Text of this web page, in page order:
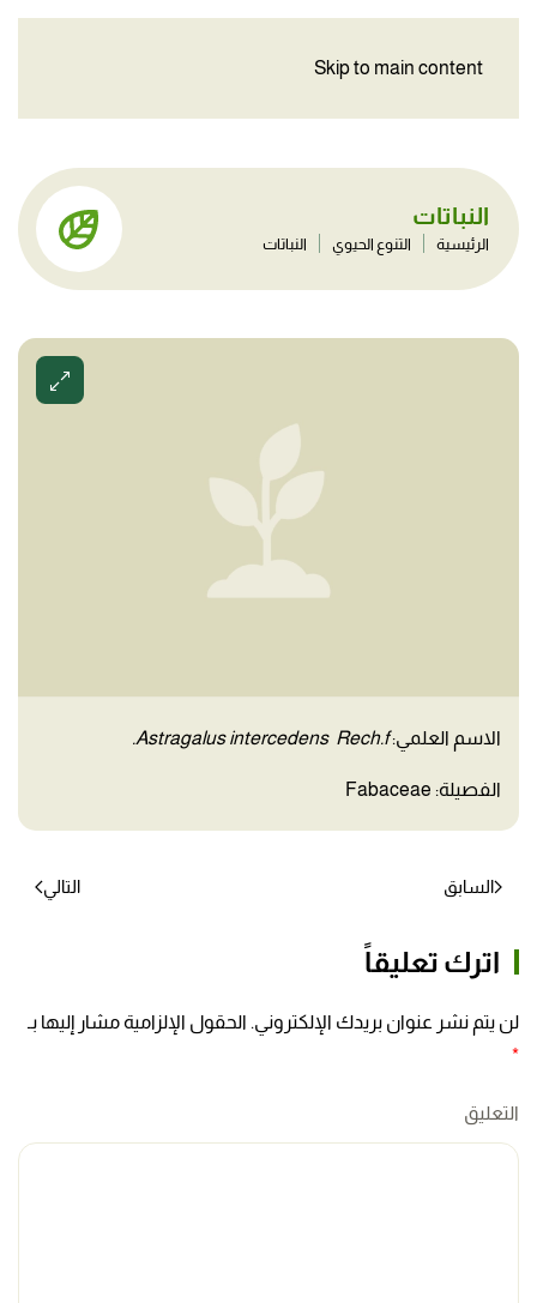
Skip to main content
النباتات
الرئيسية التنوع الحيوي النباتات
الاسم العلمي:Astragalus intercedens Rech.f.
الفصيلة: Fabaceae
السابق التالي
اترك تعليقاً
لن يتم نشر عنوان بريدك الإلكتروني. الحقول الإلزامية مشار إليها بـ
*
التعليق